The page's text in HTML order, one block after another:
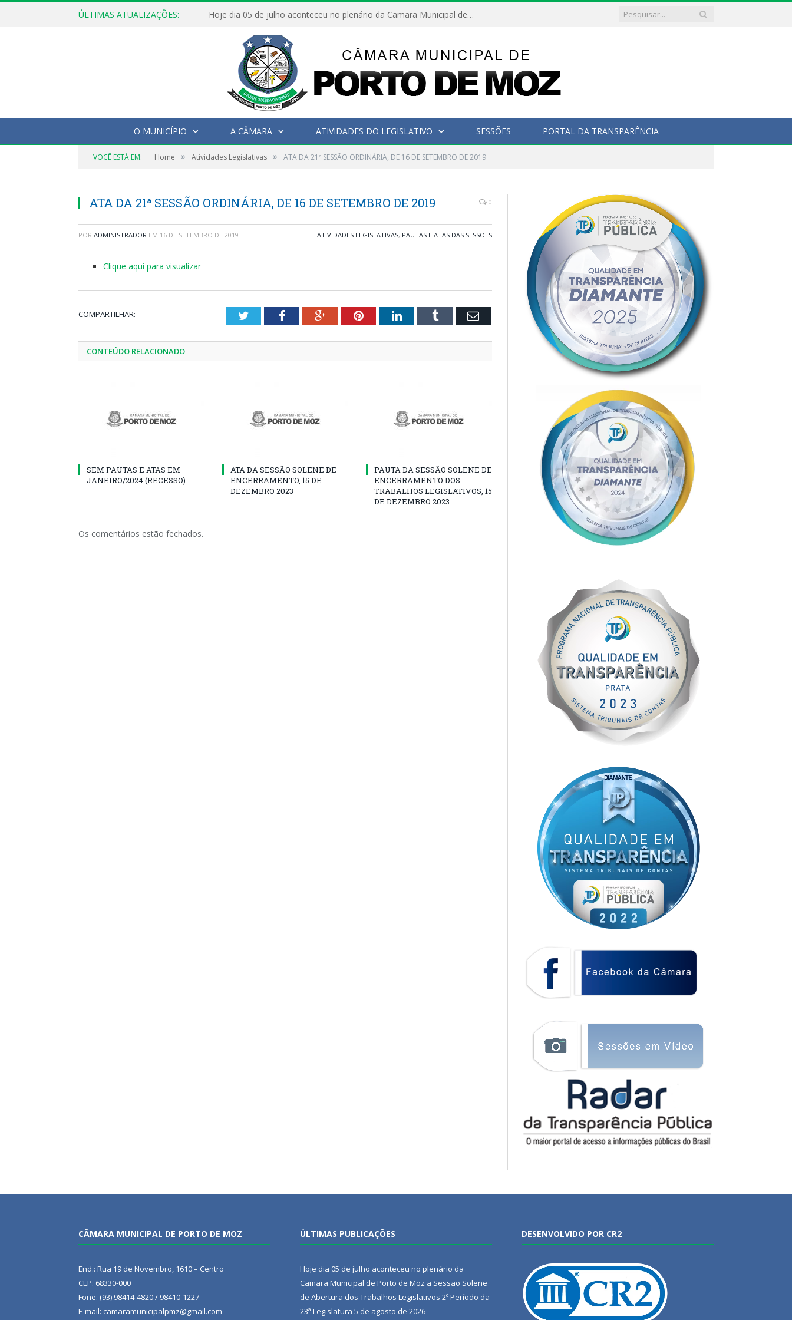
ÚLTIMAS ATUALIZAÇÕES: Hoje dia 05 de julho aconteceu no plenário da Camara Municipal de Porto de Moz a Sessão Solene de Abertura dos Trabalhos Legislativos 2º Período da 23ª Legislatura
O MUNICÍPIO A CÂMARA ATIVIDADES DO LEGISLATIVO SESSÕES PORTAL DA TRANSPARÊNCIA
VOCÊ ESTÁ EM: Home » Atividades Legislativas » ATA DA 21ª SESSÃO ORDINÁRIA, DE 16 DE SETEMBRO DE 2019
ATA DA 21ª SESSÃO ORDINÁRIA, DE 16 DE SETEMBRO DE 2019 0
POR ADMINISTRADOR EM 16 DE SETEMBRO DE 2019 ATIVIDADES LEGISLATIVAS, PAUTAS E ATAS DAS SESSÕES
Clique aqui para visualizar
COMPARTILHAR: TwitterFacebookGoogle+PinterestLinkedInTumblr Email
CONTEÚDO RELACIONADO
SEM PAUTAS E ATAS EM
JANEIRO/2024 (RECESSO)
ATA DA SESSÃO SOLENE DE
ENCERRAMENTO, 15 DE
DEZEMBRO 2023
PAUTA DA SESSÃO SOLENE DE
ENCERRAMENTO DOS
TRABALHOS LEGISLATIVOS, 15
DE DEZEMBRO 2023
Os comentários estão fechados.
CÂMARA MUNICIPAL DE PORTO DE MOZ
End.: Rua 19 de Novembro, 1610 – Centro
CEP: 68330-000
Fone: (93) 98414-4820 / 98410-1227
E-mail: camaramunicipalpmz@gmail.com
ÚLTIMAS PUBLICAÇÕES
Hoje dia 05 de julho aconteceu no plenário da
Camara Municipal de Porto de Moz a Sessão Solene
de Abertura dos Trabalhos Legislativos 2º Período da
23ª Legislatura 5 de agosto de 2026
DESENVOLVIDO POR CR2